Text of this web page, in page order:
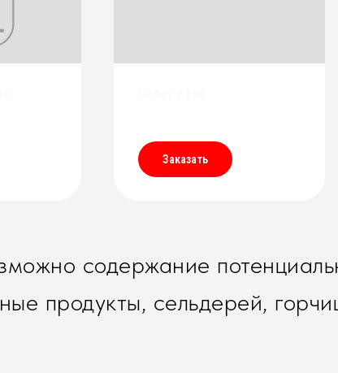
Заказать
содержание
продукты, сельдерей,